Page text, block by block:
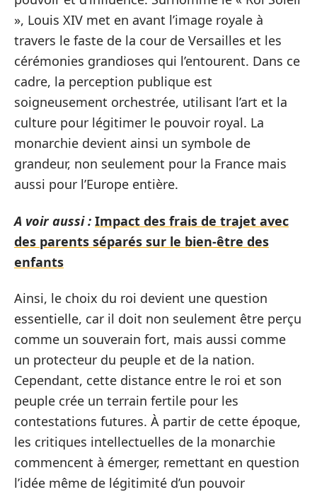
», Louis XIV met en avant l’image royale à
travers le faste de la cour de Versailles et les
cérémonies grandioses qui l’entourent. Dans ce
cadre, la perception publique est
soigneusement orchestrée, utilisant l’art et la
culture pour légitimer le pouvoir royal. La
monarchie devient ainsi un symbole de
grandeur, non seulement pour la France mais
aussi pour l’Europe entière.
A voir aussi : Impact des frais de trajet avec
des parents séparés sur le bien-être des
enfants
Ainsi, le choix du roi devient une question
essentielle, car il doit non seulement être perçu
comme un souverain fort, mais aussi comme
un protecteur du peuple et de la nation.
Cependant, cette distance entre le roi et son
peuple crée un terrain fertile pour les
contestations futures. À partir de cette époque,
les critiques intellectuelles de la monarchie
commencent à émerger, remettant en question
l’idée même de légitimité d’un pouvoir